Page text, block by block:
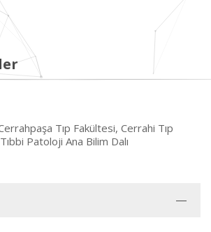
Tıp Fakültesi, Cerrahi Tıp
Patoloji Ana Bilim Dalı